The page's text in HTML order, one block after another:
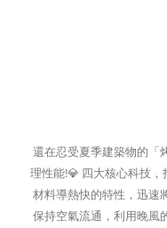
還在忍受夏季建築物的「
理性能!💎 四大核心科技
材料導熱快的特性，迅速
保持空氣流通，利用晚風